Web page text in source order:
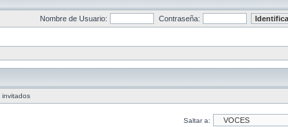
Nombre de Usuario: Contraseña:
invitados
Saltar a: